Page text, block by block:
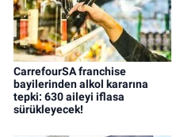
CarrefourSA franchise
bayilerinden alkol kararına
tepki: 630 aileyi iflasa
sürükleyecek!